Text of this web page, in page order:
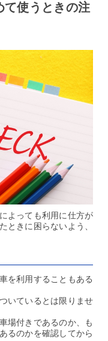
て使うときの注
よっても利用に仕方が
ときに困らないよう、
を利用することもある
いているとは限りませ
場付きであるのか、も
るのかを確認してから